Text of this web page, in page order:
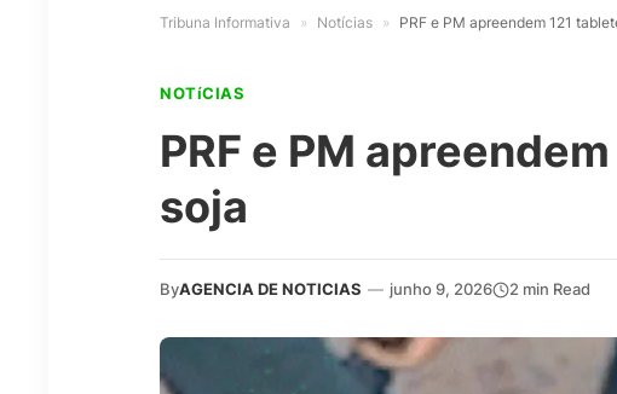
Tribuna Informativa » Notícias » PRF e PM apreendem 121
NOTíCIAS
PRF e PM
soja
ByAGENCIA DE NOTICIAS — junho 9, 2026 2 min Read